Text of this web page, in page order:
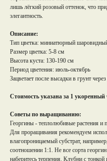
лишь лёгкий розовый оттенок, что
элегантность.
Описание:
Тип цветка: миниатюрный
Размер цветка: 5-8 см
Высота куста: 130-190 см
Период цветения: июль-октябрь
Зацветает после высадки в грунт
Стоимость указана за 1 укоренный
Советы по выращиванию:
Георгины - теплолюбивые растения и
Для проращивания рекомендуем
влагопроницаемый субстрат,
соотношении 1:1. Не все сорта
наберитесь терпения. Клубни с